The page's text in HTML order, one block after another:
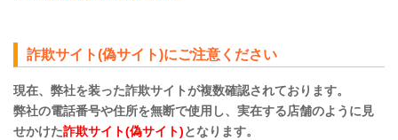
詐欺サイト(偽サイト)にご注意ください
現在、弊社を装った詐欺サイトが複数確認されております。
弊社の電話番号や住所を無断で使用し、実在する店舗のように見
せかけた詐欺サイト(偽サイト)となります。